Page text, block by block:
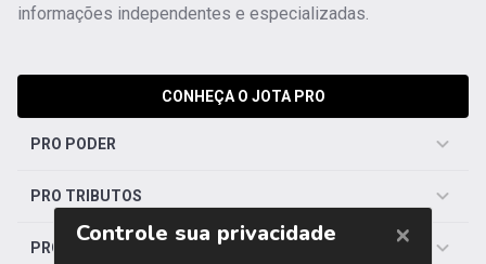
informações independentes e especializadas.
CONHEÇA O JOTA PRO
PRO PODER
PRO TRIBUTOS
PRO TRABALHISTA